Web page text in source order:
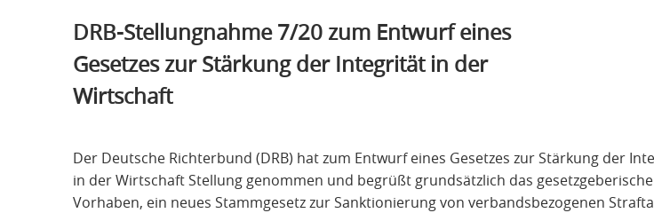
DRB-Stellungnahme 7/20 zum Entwurf eines
Gesetzes zur Stärkung der Integrität in der
Wirtschaft
Der Deutsche Richterbund (DRB) hat zum Entwurf eines Gesetzes zur Stärkung der
in der Wirtschaft Stellung genommen und begrüßt grundsätzlich das gesetzgeberische
Vorhaben, ein neues Stammgesetz zur Sanktionierung von verbandsbezogenen